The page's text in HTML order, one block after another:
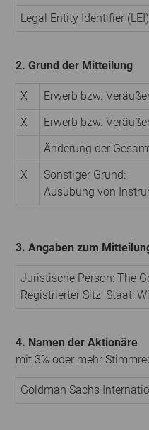
Legal Entity Identifier
2. Grund der Mitteilung
X
Erwerb bzw.
X
Erwerb bzw.
Änderung der
X
Sonstiger Grund:
Ausübung von
3. Angaben zum
Juristische Person: The
Registrierter Sitz, Staat:
4. Namen der Aktionäre
mit 3% oder mehr
Goldman Sachs